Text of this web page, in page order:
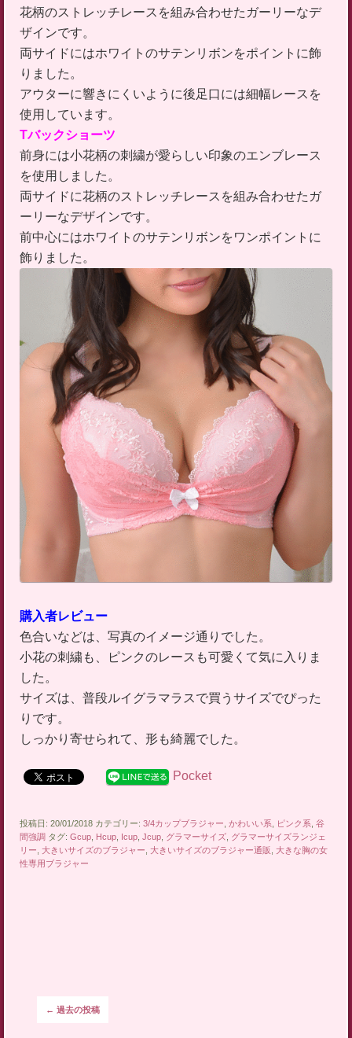
花柄のストレッチレースを組み合わせたガーリーなデ
ザインです。
両サイドにはホワイトのサテンリボンをポイントに飾
りました。
アウターに響きにくいように後足口には細幅レースを
使用しています。
Tバックショーツ
前身には小花柄の刺繍が愛らしい印象のエンブレース
を使用しました。
両サイドに花柄のストレッチレースを組み合わせたガ
ーリーなデザインです。
前中心にはホワイトのサテンリボンをワンポイントに
飾りました。
購入者レビュー
色合いなどは、写真のイメージ通りでした。
小花の刺繍も、ピンクのレースも可愛くて気に入りま
した。
サイズは、普段ルイグラマラスで買うサイズでぴった
りです。
しっかり寄せられて、形も綺麗でした。
Pocket
投稿日: 20/01/2018 カテゴリー: 3/4カップブラジャー かわいい系 ピンク系 谷
間強調 タグ: Gcup, Hcup, Icup, Jcup, グラマーサイズ, グラマーサイズランジェ
リー 大きいサイズのブラジャー 大きいサイズのブラジャー通販 大きな胸の女
性専用ブラジャー
投稿ナビゲーション
← 過去の投稿